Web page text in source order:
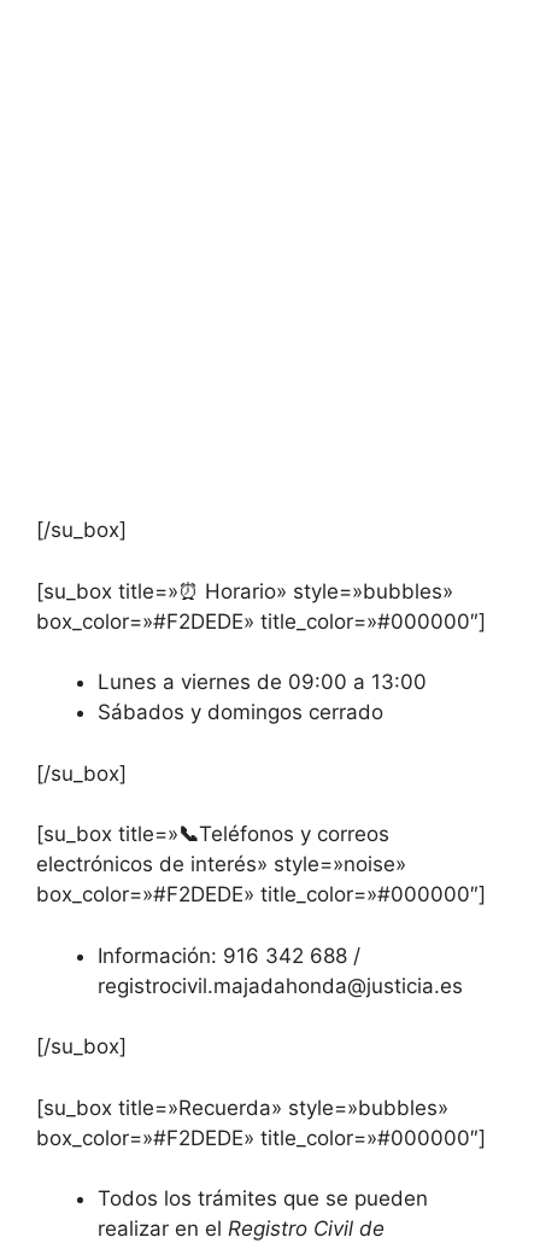
[/su_box]
[su_box title=»⏰ Horario» style=»bubbles»
box_color=»#F2DEDE» title_color=»#000000″]
Lunes a viernes de 09:00 a 13:00
Sábados y domingos cerrado
[/su_box]
[su_box title=»📞Teléfonos y correos
electrónicos de interés» style=»noise»
box_color=»#F2DEDE» title_color=»#000000″]
Información: 916 342 688 /
registrocivil.majadahonda@justicia.es
[/su_box]
[su_box title=»Recuerda» style=»bubbles»
box_color=»#F2DEDE» title_color=»#000000″]
Todos los trámites que se pueden
realizar en el Registro Civil de